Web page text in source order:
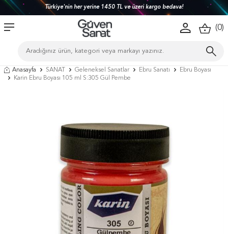
Türkiye'nin her yerine 1450 TL ve üzeri kargo bedava!
(0)
Anasayfa SANAT Geleneksel Sanatlar Ebru Sanatı
Ebru Boyası
Karin Ebru Boyası 105 ml S:305 Gül Pembe